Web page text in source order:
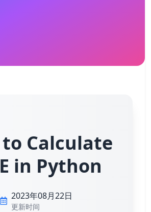
Calculate
in Python
2023年08月22日
更新时间